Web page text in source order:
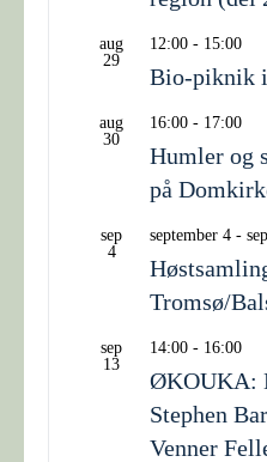
aug
29
12:00 - 15:00
Bio-piknik
aug
30
16:00 - 17:00
Humler og
på
sep
4
september 4 -
Tromsø/
sep
13
14:00 - 16:00
ØKOUKA:
Stephen
Venner